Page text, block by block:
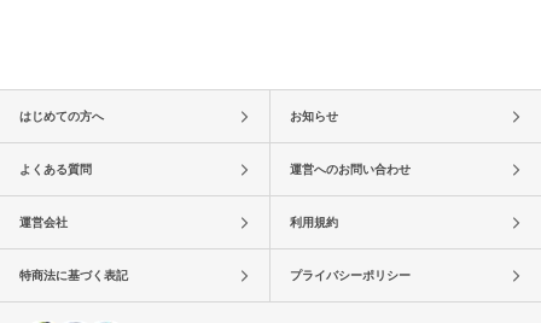
はじめての方へ お知らせ
よくある質問 運営へのお問い合わせ
運営会社 利用規約
特商法に基づく表記 プライバシーポリシー